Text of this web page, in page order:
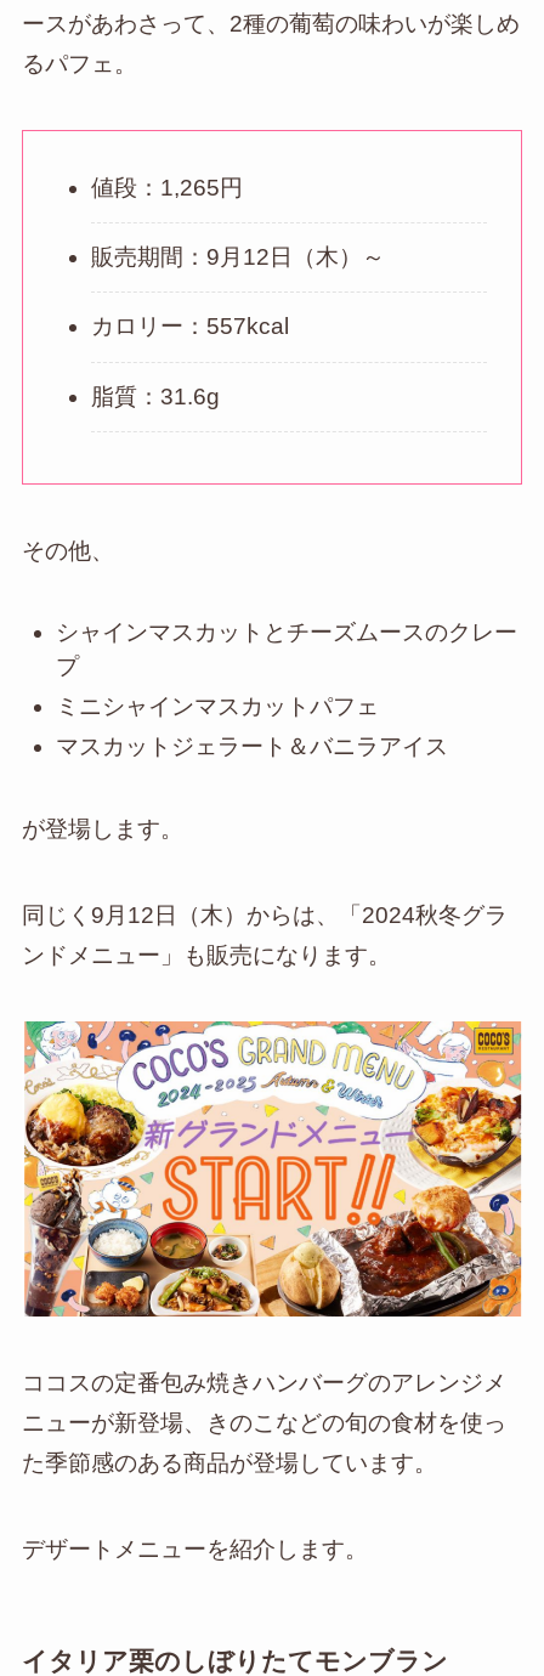
ースがあわさって、2種の葡萄の味わいが楽しめ
るパフェ。
値段：1,265円
販売期間：9月12日（木）～
カロリー：557kcal
脂質：31.6g
その他、
シャインマスカットとチーズムースのクレー
プ
ミニシャインマスカットパフェ
マスカットジェラート＆バニラアイス
が登場します。
同じく9月12日（木）からは、「2024秋冬グラ
ンドメニュー」も販売になります。
ココスの定番包み焼きハンバーグのアレンジメ
ニューが新登場、きのこなどの旬の食材を使っ
た季節感のある商品が登場しています。
デザートメニューを紹介します。
イタリア栗のしぼりたてモンブラン